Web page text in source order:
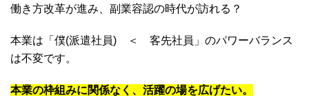
働き方改革が進み、副業容認の時代が訪れる？
本業は「僕(派遣社員) ＜ 客先社員」のパワーバランス
は不変です。
本業の枠組みに関係なく、活躍の場を広げたい。